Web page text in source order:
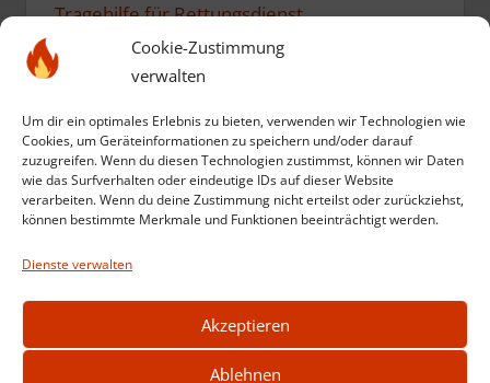
Cookie-Zustimmung
verwalten
Um dir ein optimales Erlebnis zu bieten, verwenden wir Technologien wie
Cookies, um Geräteinformationen zu speichern und/oder darauf
zuzugreifen. Wenn du diesen Technologien zustimmst, können wir Daten
wie das Surfverhalten oder eindeutige IDs auf dieser Website
verarbeiten. Wenn du deine Zustimmung nicht erteilst oder zurückziehst,
können bestimmte Merkmale und Funktionen beeinträchtigt werden.
Dienste verwalten
Akzeptieren
Ablehnen
Tragehilfe für Rettungsdienst
Einsatz vom 10. Mai 2026:
Einsatz vom 12. März 2026:
Kompost in Brand
Weitere Einsätze anzeigen